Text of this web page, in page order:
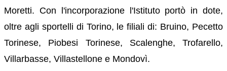
Moretti. Con l'incorporazione l'Istituto portò in dote,
oltre agli sportelli di Torino, le filiali di: Bruino, Pecetto
Torinese, Piobesi Torinese, Scalenghe, Trofarello,
Villarbasse, Villastellone e Mondovì.